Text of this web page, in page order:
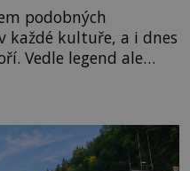
podobných
každé kultuře, a i dnes
Vedle legend ale
staveb či dokonce
dokazují, že obři
[gallery